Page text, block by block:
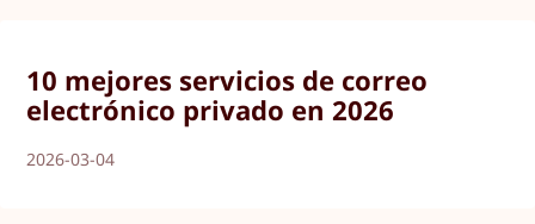
10 mejores servicios de correo
electrónico privado en 2026
2026-03-04